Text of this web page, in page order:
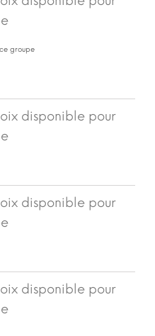
groupe
disponible pour
disponible pour
disponible pour